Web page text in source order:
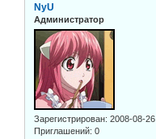
NyU
Администратор
Зарегистрирован: 2008-08-26
Приглашений: 0